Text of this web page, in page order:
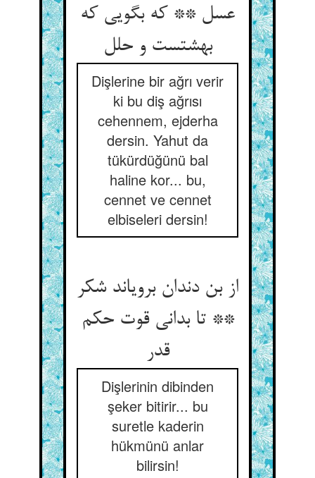
عسل ** که بگویی که
بهشتست و حلل
Dişlerine bir ağrı verir
ki bu diş ağrısı
cehennem, ejderha
dersin. Yahut da
tükürdüğünü bal
haline kor... bu,
cennet ve cennet
elbiseleri dersin!
از بن دندان برویاند شکر
** تا بدانی قوت حکم
قدر
Dişlerinin dibinden
şeker bitirir... bu
suretle kaderin
hükmünü anlar
bilirsin!